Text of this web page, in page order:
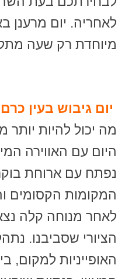
לאחריה. יום מרענן
מיוחדת רק שעה
יום גיבוש בעין כרם
מה יכול להיות
היום עם האווירה
נפתח עם ארוחת
המקומות הקסומים
לאחר מנוחה קלה
הציורי שסביבנו.
האופייניות למקום,